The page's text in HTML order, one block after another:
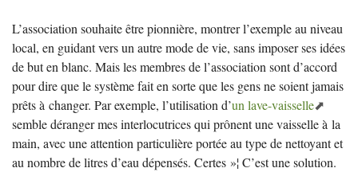
L’association souhaite être pionnière, montrer l’exemple au niveau
local, en guidant vers un autre mode de vie, sans imposer ses idées
de but en blanc. Mais les membres de l’association sont d’accord
pour dire que le système fait en sorte que les gens ne soient jamais
prêts à changer. Par exemple, l’utilisation d’un lave-vaisselle
semble déranger mes interlocutrices qui prônent une vaisselle à la
main, avec une attention particulière portée au type de nettoyant et
au nombre de litres d’eau dépensés. Certes »¦ C’est une solution.